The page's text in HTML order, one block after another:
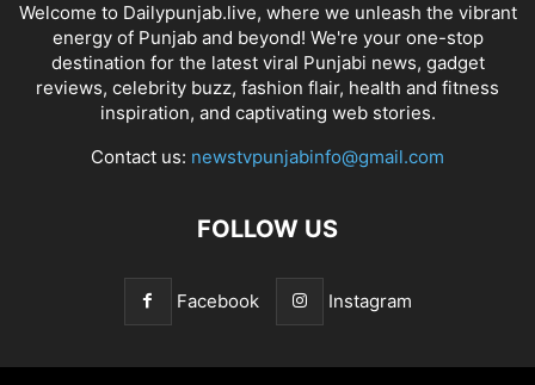
Welcome to Dailypunjab.live, where we unleash the vibrant
energy of Punjab and beyond! We're your one-stop
destination for the latest viral Punjabi news, gadget
reviews, celebrity buzz, fashion flair, health and fitness
inspiration, and captivating web stories.
Contact us: newstvpunjabinfo@gmail.com
FOLLOW US
Facebook Instagram